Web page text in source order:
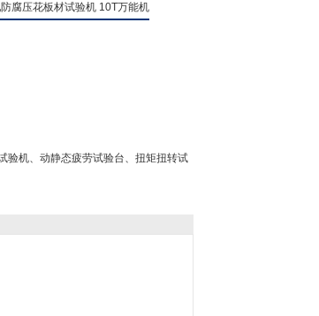
腐压花板材试验机 10T万能机
验机、动静态疲劳试验台、扭矩扭转试